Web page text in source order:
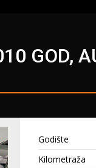
GOD,
Godište
Kilometraža